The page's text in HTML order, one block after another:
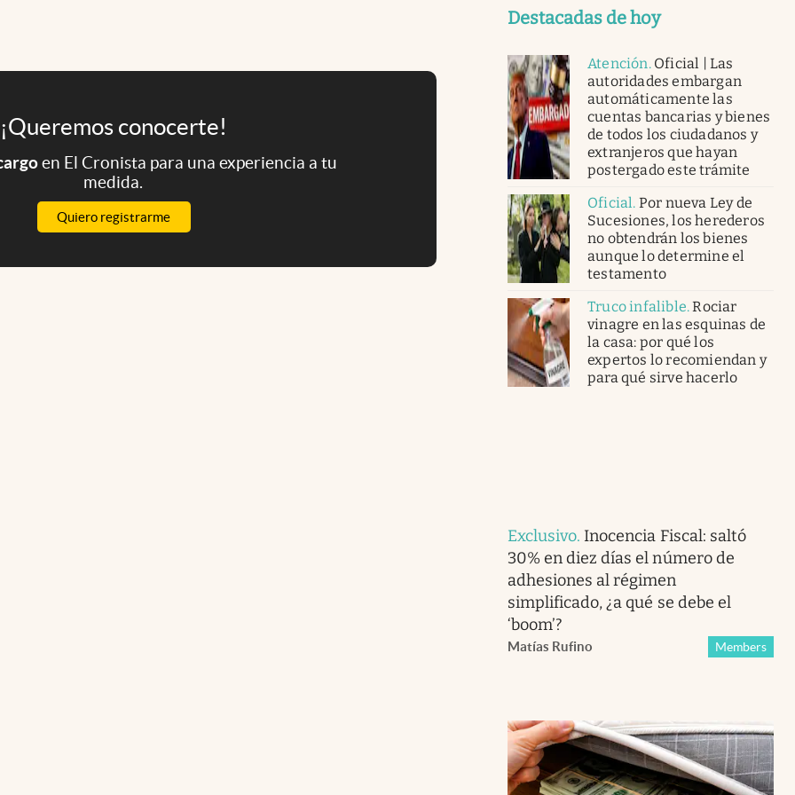
¡Queremos conocerte!
en El Cronista para una experiencia a tu
medida.
Quiero registrarme
Destacadas de hoy
Atención. Oficial | Las
autoridades embargan
automáticamente las
cuentas bancarias y bienes
de todos los ciudadanos y
extranjeros que hayan
postergado este trámite
Oficial. Por nueva Ley de
Sucesiones, los herederos
no obtendrán los bienes
aunque lo determine el
testamento
Truco infalible.Rociar
vinagre en las esquinas de
la casa: por qué los
expertos lo recomiendan y
para qué sirve hacerlo
Exclusivo. Inocencia Fiscal: saltó
30% en diez días el número de
adhesiones al régimen
simplificado, ¿a qué se debe el
‘boom’?
Matías Rufino Members